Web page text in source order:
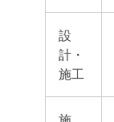
設
計・
施工